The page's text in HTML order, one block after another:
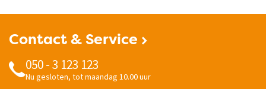
Contact & Service
050 - 3 123 123
Nu gesloten, tot maandag 10.00 uur